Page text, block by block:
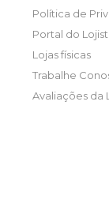
Política de
Portal do
Lojas físicas
Trabalhe
Avaliações da